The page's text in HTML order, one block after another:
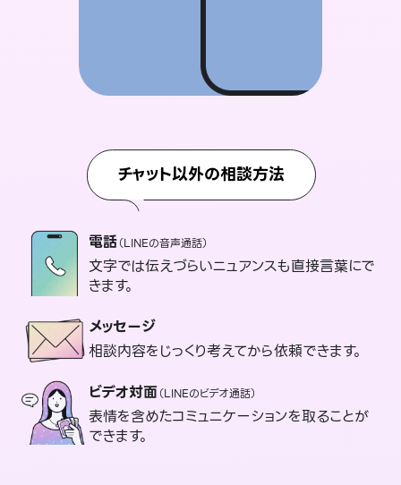
チャット以外の相談方法
電話（LINEの音声通話）
文字では伝えづらいニュアンスも直接言葉にで
きます。
メッセージ
相談内容をじっくり考えてから依頼できます。
ビデオ対面（LINEのビデオ通話）
表情を含めたコミュニケーションを取ることが
できます。